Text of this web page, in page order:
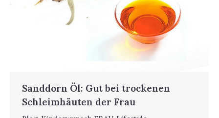
Sanddorn Öl: Gut bei trockenen
Schleimhäuten der Frau